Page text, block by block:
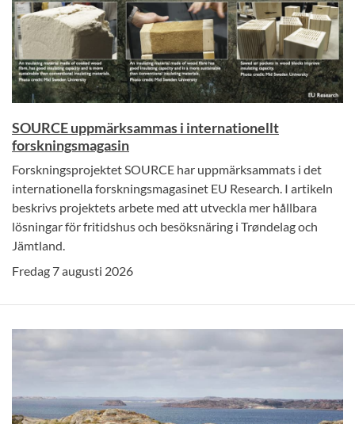
SOURCE uppmärksammas i internationellt
forskningsmagasin
Forskningsprojektet SOURCE har uppmärksammats i det
internationella forskningsmagasinet EU Research. I artikeln
beskrivs projektets arbete med att utveckla mer hållbara
lösningar för fritidshus och besöksnäring i Trøndelag och
Jämtland.
Fredag 7 augusti 2026